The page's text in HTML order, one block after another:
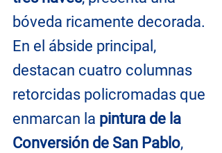
bóveda ricamente decorada.
En el ábside principal,
destacan cuatro columnas
retorcidas policromadas que
enmarcan la pintura de la
Conversión de San Pablo,